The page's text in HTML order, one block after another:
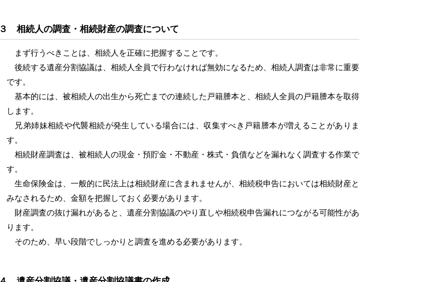
３ 相続人の調査・相続財産の調査について
まず行うべきことは、相続人を正確に把握することです。
後続する遺産分割協議は、相続人全員で行わなければ無効になるため、相続人調査は非常に重要
です。
基本的には、被相続人の出生から死亡までの連続した戸籍謄本と、相続人全員の戸籍謄本を取得
します。
兄弟姉妹相続や代襲相続が発生している場合には、収集すべき戸籍謄本が増えることがありま
す。
相続財産調査は、被相続人の現金・預貯金・不動産・株式・負債などを漏れなく調査する作業で
す。
生命保険金は、一般的に民法上は相続財産に含まれませんが、相続税申告においては相続財産と
みなされるため、金額を把握しておく必要があります。
財産調査の抜け漏れがあると、遺産分割協議のやり直しや相続税申告漏れにつながる可能性があ
ります。
そのため、早い段階でしっかりと調査を進める必要があります。